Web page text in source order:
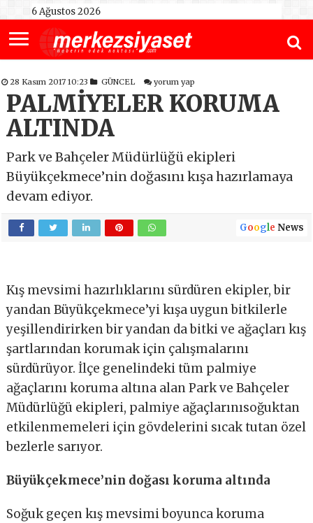
6 Ağustos 2026
28 Kasım 2017 10:23 GÜNCEL yorum yap
PALMİYELER KORUMA
ALTINDA
Park ve Bahçeler Müdürlüğü ekipleri
Büyükçekmece’nin doğasını kışa hazırlamaya
devam ediyor.
Google News
Kış mevsimi hazırlıklarını sürdüren ekipler, bir
yandan Büyükçekmece’yi kışa uygun bitkilerle
yeşillendirirken bir yandan da bitki ve ağaçları kış
şartlarından korumak için çalışmalarını
sürdürüyor. İlçe genelindeki tüm palmiye
ağaçlarını koruma altına alan Park ve Bahçeler
Müdürlüğü ekipleri, palmiye ağaçlarınısoğuktan
etkilenmemeleri için gövdelerini sıcak tutan özel
bezlerle sarıyor.
Büyükçekmece’nin doğası koruma altında
Soğuk geçen kış mevsimi boyunca koruma